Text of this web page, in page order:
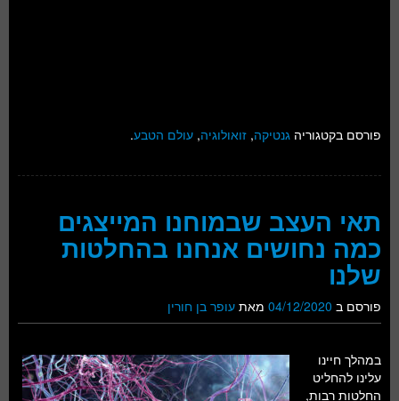
פורסם בקטגוריה גנטיקה, זואולוגיה, עולם הטבע.
תאי העצב שבמוחנו המייצגים
כמה נחושים אנחנו בהחלטות
שלנו
פורסם ב 04/12/2020 מאת עופר בן חורין
במהלך חיינו
עלינו להחליט
החלטות רבות,